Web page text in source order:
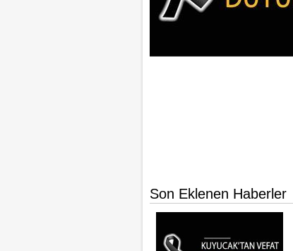
Son Eklenen Haberler